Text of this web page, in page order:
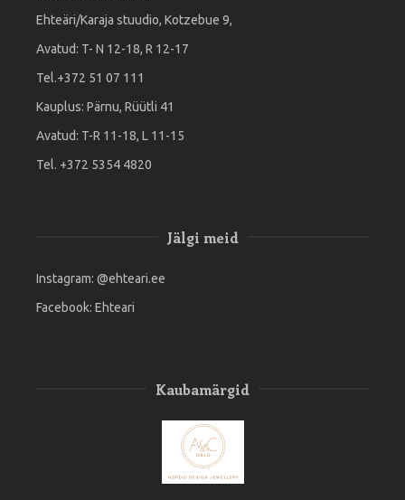
Ehteäri/Karaja stuudio, Kotzebue 9,
Avatud: T- N 12-18, R 12-17
Tel.+372 51 07 111
Kauplus: Pärnu, Rüütli 41
Avatud: T-R 11-18, L 11-15
Tel. +372 5354 4820
Jälgi meid
Instagram: @ehteari.ee
Facebook: Ehteari
Kaubamärgid